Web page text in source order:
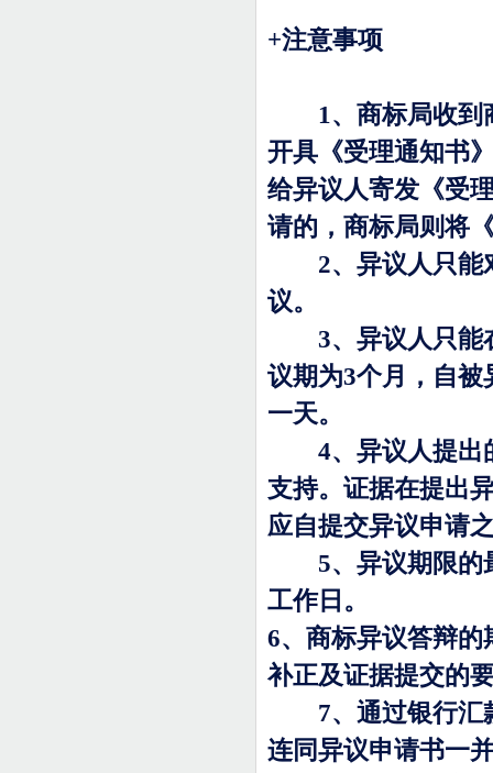
+注意事项
1、商标局收
开具《受理通知书
给异议人寄发《受
请的，商标局则将
2、异议人只
议。
3、异议人只
议期为3个月，自被
一天。
4、异议人提
支持。证据在提出
应自提交异议申请
5、异议期限
工作日。
6、商标异议答辩的
补正及证据提交的
7、通过银行
连同异议申请书一